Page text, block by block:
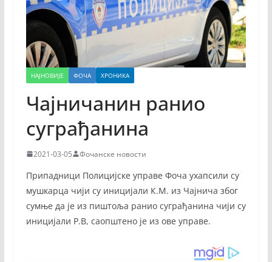
НАЈНОВИЈЕ ФОЧА ХРОНИКА
Чајничанин ранио
суграђанина
2021-03-05 Фочанске новости
Припадници Полицијске управе Фоча ухапсили су
мушкарца чији су иницијали К.М. из Чајнича због
сумње да је из пиштоља ранио суграђанина чији су
иницијали Р.В, саопштено је из ове управе.